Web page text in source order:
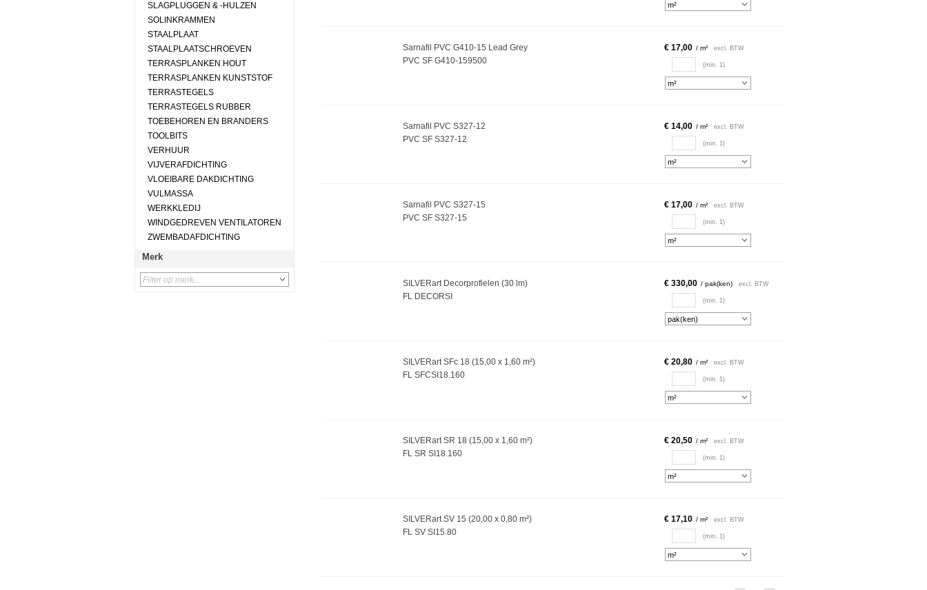
SLAGPLUGGEN & -HULZEN
SOLINKRAMMEN
STAALPLAAT
STAALPLAATSCHROEVEN
TERRASPLANKEN HOUT
TERRASPLANKEN KUNSTSTOF
TERRASTEGELS
TERRASTEGELS RUBBER
TOEBEHOREN EN BRANDERS
TOOLBITS
VERHUUR
VIJVERAFDICHTING
VLOEIBARE DAKDICHTING
VULMASSA
WERKKLEDIJ
WINDGEDREVEN VENTILATOREN
ZWEMBADAFDICHTING
Merk
Sarnafil PVC G410-15 Lead Grey
PVC SF G410-159500
€ 17,00 / m² excl. BTW
(min. 1)
Sarnafil PVC S327-12
PVC SF S327-12
€ 14,00 / m² excl. BTW
(min. 1)
Sarnafil PVC S327-15
PVC SF S327-15
€ 17,00 / m² excl. BTW
(min. 1)
SILVERart Decorprofielen (30 lm)
FL DECORSI
€ 330,00 / pak(ken) excl. BTW
(min. 1)
SILVERart SFc 18 (15,00 x 1,60 m²)
FL SFCSI18.160
€ 20,80 / m² excl. BTW
(min. 1)
SILVERart SR 18 (15,00 x 1,60 m²)
FL SR SI18.160
€ 20,50 / m² excl. BTW
(min. 1)
SILVERart SV 15 (20,00 x 0,80 m²)
FL SV SI15.80
€ 17,10 / m² excl. BTW
(min. 1)